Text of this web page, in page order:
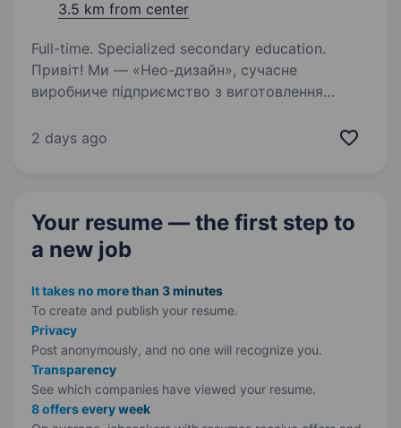
3.5 km from center
Full-time. Specialized secondary education.
Привіт! Ми — «Нео-дизайн», сучасне
виробниче підприємство з виготовлення
Якщо ти шукаєш першу роботу або хочеш
2 days ago
Your resume — the first step to
a new job
It takes no more than 3 minutes
To create and publish your resume.
Privacy
Post anonymously, and no one will recognize you.
Transparency
See which companies have viewed your resume.
8 offers every week